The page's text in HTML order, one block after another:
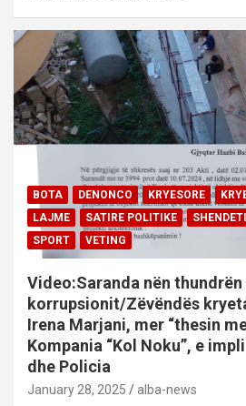
BOTA DENONCO KRYESORE
LAJME
SATIRE POLITIKE
SPORT
VETING
Video:Saranda nën thundrën
korrupsionit/Zëvëndës
Irena Marjani, mer “thesin
Kompania “Kol Noku”, e
dhe Policia
January 28, 2025 alba-news